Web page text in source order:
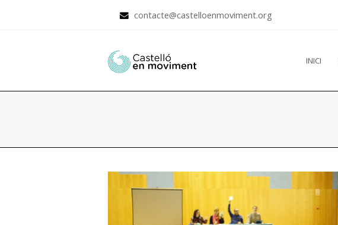
contacte@castelloenmoviment.org
INICI